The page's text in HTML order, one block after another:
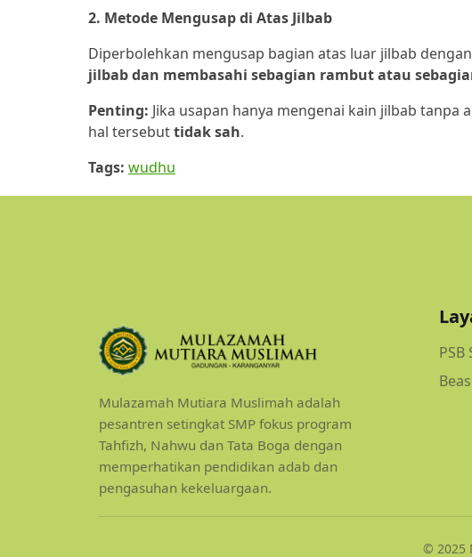
2. Metode Mengusap di Atas Jilbab
Diperbolehkan mengusap bagian atas luar jilbab
jilbab dan membasahi sebagian rambut atau
Penting: Jika usapan hanya mengenai kain jilbab
hal tersebuttidak sah.
Tags: wudhu
Mulazamah Mutiara Muslimah adalah
pesantren setingkat SMP fokus program
Tahfizh, Nahwu dan Tata Boga dengan
memperhatikan pendidikan adab dan
pengasuhan kekeluargaan.
PSB
© 2025